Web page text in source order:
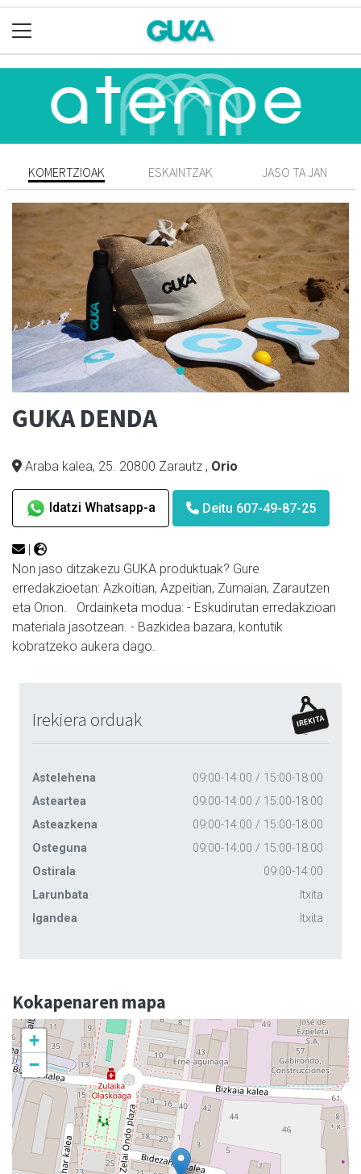
KOMERTZIOAK ESKAINTZAK JASO TA JAN
GUKA DENDA
Araba kalea, 25. 20800 Zarautz , Orio
Idatzi Whatsapp-a Deitu 607-49-87-25
|
Non jaso ditzakezu GUKA produktuak? Gure
erredakzioetan: Azkoitian, Azpeitian, Zumaian, Zarautzen
eta Orion. Ordainketa modua: - Eskudirutan erredakzioan
materiala jasotzean. - Bazkidea bazara, kontutik
kobratzeko aukera dago.
Irekiera orduak
Astelehena
09:00-14:00 / 15:00-18:00
Asteartea
09:00-14:00 / 15:00-18:00
Asteazkena
09:00-14:00 / 15:00-18:00
Osteguna
09:00-14:00 / 15:00-18:00
Ostirala
09:00-14:00
Larunbata
Itxita
Igandea
Itxita
Kokapenaren mapa
+
−